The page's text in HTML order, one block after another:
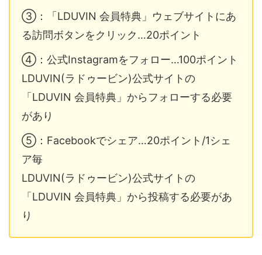
③：「LDUVIN 会員特典」ウェブサイトにあ
る訪問ボタンをクリック…20ポイント
④：公式Instagramをフォロー…100ポイント
LDUVIN(ラドゥービン)公式サイトの
「LDUVIN 会員特典」からフォローする必要
があり
⑤：Facebookでシェア…20ポイント/1シェ
ア毎
LDUVIN(ラドゥービン)公式サイトの
「LDUVIN 会員特典」から投稿する必要があ
り